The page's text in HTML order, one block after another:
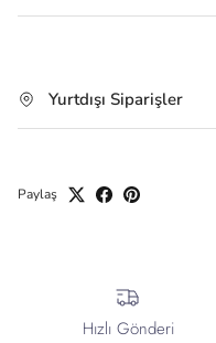
Yurtdışı Siparişler
Paylaş
Hızlı Gönderi